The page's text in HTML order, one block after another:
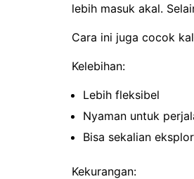
lebih masuk akal.
Cara ini juga cocok
Kelebihan:
Lebih fleksibel
Nyaman untuk
Bisa sekalian
Kekurangan: